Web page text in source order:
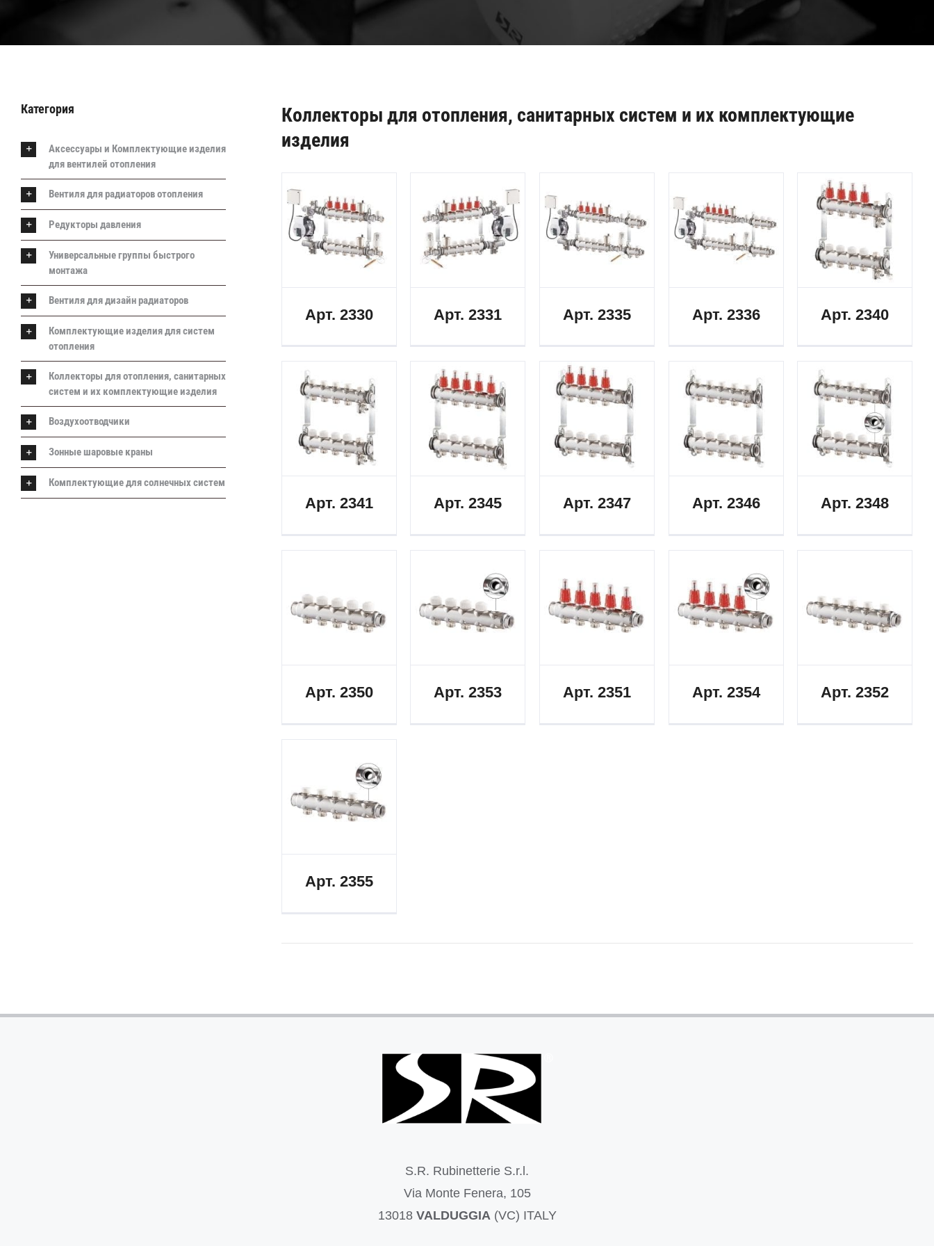
Коллекторы для отопления, санитарных систем и их комплектующие
изделия
Арт. 2330 Арт. 2331 Арт. 2335 Арт. 2336 Арт. 2340
Арт. 2341 Арт. 2345 Арт. 2347 Арт. 2346 Арт. 2348
Арт. 2350 Арт. 2353 Арт. 2351 Арт. 2354 Арт. 2352
Арт. 2355
Категория
Аксессуары и Комплектующие изделия
для вентилей отопления
Вентиля для радиаторов отопления
Редукторы давления
Универсальные группы быстрого
монтажа
Вентиля для дизайн радиаторов
Комплектующие изделия для систем
отопления
Коллекторы для отопления, санитарных
систем и их комплектующие изделия
Воздухоотводчики
Зонные шаровые краны
Комплектующие для солнечных систем
S.R. Rubinetterie S.r.l.
Via Monte Fenera, 105
13018 VALDUGGIA(VC) ITALY